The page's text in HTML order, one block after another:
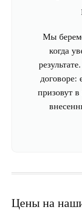
Мы
когда
договоре:
призовут
Цены на